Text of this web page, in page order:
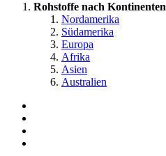
Rohstoffe nach Kontinenten
Nordamerika
Südamerika
Europa
Afrika
Asien
Australien